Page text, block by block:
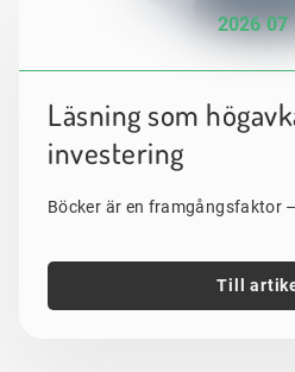
2026 07
Läsning som
investering
Böcker är en framgångsfaktor
Till